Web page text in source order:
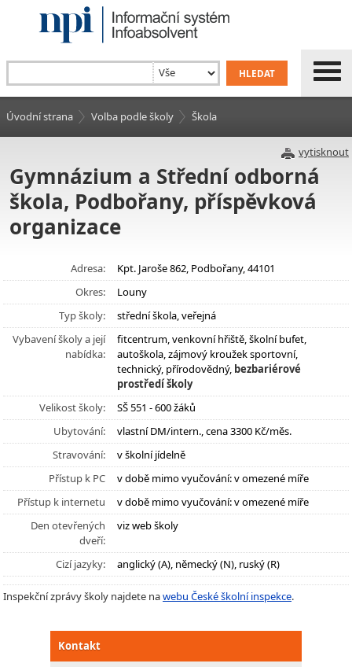
Úvodní strana Volba podle školy Škola
vytisknout
Gymnázium a Střední odborná
škola, Podbořany, příspěvková
organizace
Adresa:
Kpt. Jaroše 862, Podbořany, 44101
Okres:
Louny
Typ školy:
střední škola, veřejná
Vybavení školy a její
nabídka:
fitcentrum, venkovní hřiště, školní bufet,
autoškola, zájmový kroužek sportovní,
technický, přírodovědný, bezbariérové
prostředí školy
Velikost školy:
SŠ 551 - 600 žáků
Ubytování:
vlastní DM/intern., cena 3300 Kč/měs.
Stravování:
v školní jídelně
Přístup k PC
v době mimo vyučování: v omezené míře
Přístup k internetu
v době mimo vyučování: v omezené míře
Den otevřených
dveří:
viz web školy
Cizí jazyky: anglický (A), německý (N), ruský (R)
Inspekční zprávy školy najdete nawebu České školní inspekce.
Kontakt